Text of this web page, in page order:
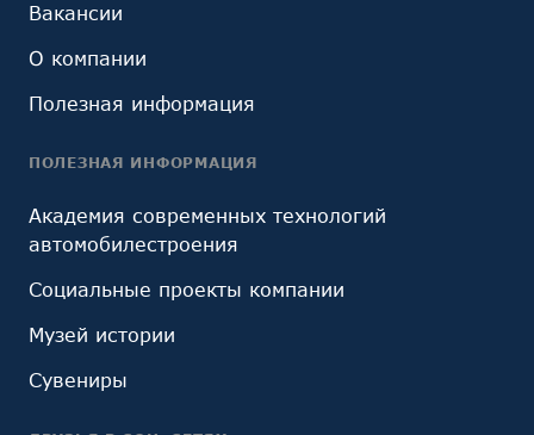
Вакансии
О компании
Полезная информация
ПОЛЕЗНАЯ ИНФОРМАЦИЯ
Академия современных технологий
автомобилестроения
Социальные проекты компании
Музей истории
Сувениры